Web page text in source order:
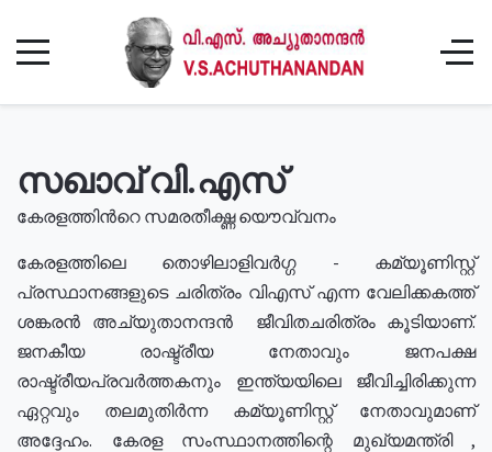
സഖാവ് വി.എസ്
കേരളത്തിൻറെ സമരതീക്ഷ്ണ യൌവ്വനം
കേരളത്തിലെ തൊഴിലാളിവർഗ്ഗ - കമ്യൂണിസ്റ്റ്
പ്രസ്ഥാനങ്ങളുടെ ചരിത്രം വിഎസ് എന്ന വേലിക്കകത്ത്
ശങ്കരൻ അച്യുതാനന്ദൻ ജീവിതചരിത്രം കൂടിയാണ്.
ജനകീയ രാഷ്ട്രീയ നേതാവും ജനപക്ഷ
രാഷ്ട്രീയപ്രവർത്തകനും ഇന്ത്യയിലെ ജീവിച്ചിരിക്കുന്ന
ഏറ്റവും തലമുതിർന്ന കമ്യൂണിസ്റ്റ് നേതാവുമാണ്
അദ്ദേഹം. കേരള സംസ്ഥാനത്തിന്റെ മുഖ്യമന്ത്രി ,